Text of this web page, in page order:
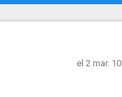
el 2 mar. 10